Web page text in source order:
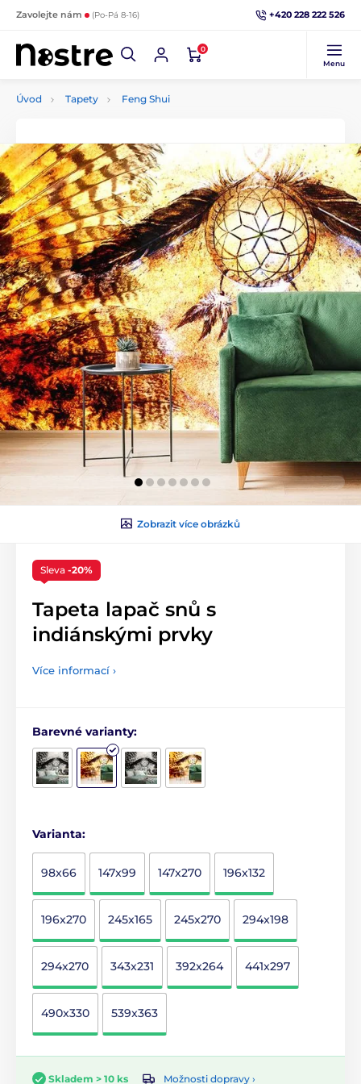
Zavolejte nám (Po-Pá 8-16) +420 228 222 526
0
Menu
Úvod Tapety Feng Shui
Zobrazit více obrázků
Sleva -20%
Tapeta lapač snů s
indiánskými prvky
Více informací ›
Barevné varianty:
Varianta:
98x66 147x99 147x270 196x132
196x270 245x165 245x270 294x198
294x270 343x231 392x264 441x297
490x330 539x363
Skladem > 10 ks Možnosti dopravy ›